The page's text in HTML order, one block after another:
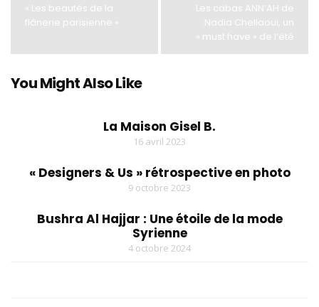
« Les beautés de la
flânerie parisienne »
Les cabas ANN’AH de
Nadia Chellaoui, un
« must have » de l’été
You Might Also Like
La Maison Gisel B.
16 avril 2023
« Designers & Us » rétrospective en photo
9 octobre 2023
Bushra Al Hajjar : Une étoile de la mode
Syrienne
4 octobre 2024